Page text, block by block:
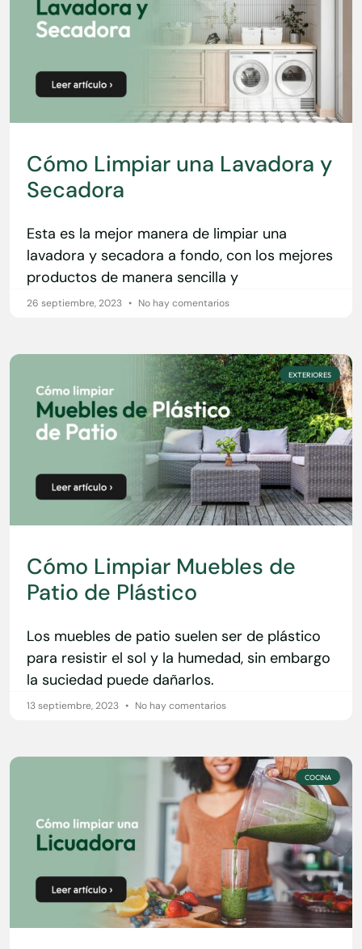
Cómo Limpiar una Lavadora y
Secadora
Esta es la mejor manera de limpiar una
lavadora y secadora a fondo, con los mejores
productos de manera sencilla y
26 septiembre, 2023 No hay comentarios
EXTERIORES
Cómo Limpiar Muebles de
Patio de Plástico
Los muebles de patio suelen ser de plástico
para resistir el sol y la humedad, sin embargo
la suciedad puede dañarlos.
13 septiembre, 2023 No hay comentarios
COCINA